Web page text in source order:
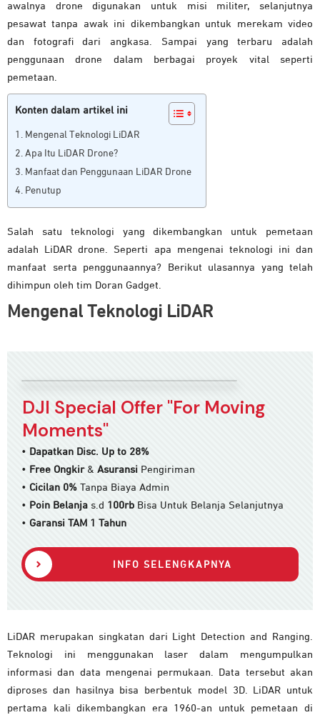
awalnya drone digunakan untuk misi militer, selanjutnya
pesawat tanpa awak ini dikembangkan untuk merekam video
dan fotografi dari angkasa. Sampai yang terbaru adalah
penggunaan drone dalam berbagai proyek vital seperti
pemetaan.
Konten dalam artikel ini
Mengenal Teknologi LiDAR
Apa Itu LiDAR Drone?
Manfaat dan Penggunaan LiDAR Drone
Penutup
Salah satu teknologi yang dikembangkan untuk pemetaan
adalah LiDAR drone. Seperti apa mengenai teknologi ini dan
manfaat serta penggunaannya? Berikut ulasannya yang telah
dihimpun oleh tim Doran Gadget.
Mengenal Teknologi LiDAR
DJI Special Offer "For Moving
Moments"
• Dapatkan Disc. Up to 28%
• Free Ongkir& Asuransi Pengiriman
• Cicilan 0% Tanpa Biaya Admin
• Poin Belanja s.d 100rb Bisa Untuk Belanja Selanjutnya
• Garansi TAM 1 Tahun
INFO SELENGKAPNYA
LiDAR merupakan singkatan dari Light Detection and Ranging.
Teknologi ini menggunakan laser dalam mengumpulkan
informasi dan data mengenai permukaan. Data tersebut akan
diproses dan hasilnya bisa berbentuk model 3D. LiDAR untuk
pertama kali dikembangkan era 1960-an untuk pemetaan di